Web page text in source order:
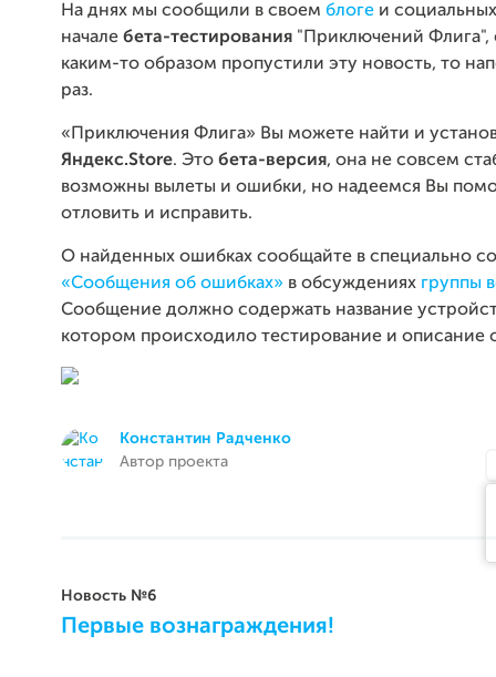
На днях мы сообщили в своем блоге и
начале бета-тестирования "Приключений Флига",
каким-то образом пропустили эту новость, то
раз.
«Приключения Флига» Вы можете найти и
Яндекс.Store. Это бета-версия, она не совсем
возможны вылеты и ошибки, но надеемся Вы
отловить и исправить.
О найденных ошибках сообщайте в специально
«Сообщения об ошибках» в обсуждениях группы
Сообщение должно содержать название
котором происходило тестирование и описание
Константин Радченко
Автор проекта
Новость №6
Первые вознаграждения!